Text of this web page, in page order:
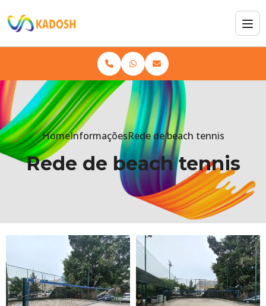
HomeInformaçõesRede de beach tennis
Rede de beach tennis